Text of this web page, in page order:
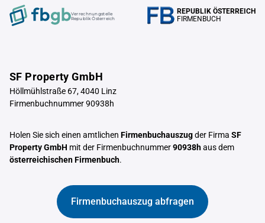
Verrechnungstelle
Republik Österreich
REPUBLIK ÖSTERREICH
FIRMENBUCH
SF Property GmbH
Höllmühlstraße 67, 4040 Linz
Firmenbuchnummer 90938h
Holen Sie sich einen amtlichen Firmenbuchauszugder Firma SF
Property GmbH mit der Firmenbuchnummer90938haus dem
österreichischen Firmenbuch.
Firmenbuchauszug abfragen